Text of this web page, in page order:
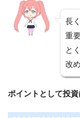
長
重
と
改
ポイントとして投資